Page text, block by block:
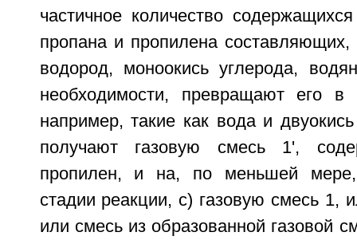
частичное количество
пропана и пропилена составляющих,
водород, моноокись углерода,
необходимости, превращают его в
например, такие как вода и
получают газовую смесь 1',
пропилен, и на, по меньшей
стадии реакции, с) газовую смесь 1,
или смесь из образованной газовой